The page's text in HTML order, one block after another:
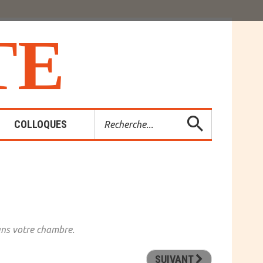
E
COLLOQUES
Rechercher
votre chambre.
SUIVANT